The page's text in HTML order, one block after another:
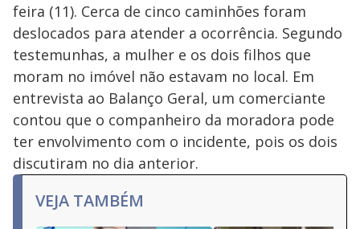
feira (11). Cerca de cinco caminhões foram
deslocados para atender a ocorrência. Segundo
testemunhas, a mulher e os dois filhos que
moram no imóvel não estavam no local. Em
entrevista ao Balanço Geral, um comerciante
contou que o companheiro da moradora pode
ter envolvimento com o incidente, pois os dois
discutiram no dia anterior.
VEJA TAMBÉM